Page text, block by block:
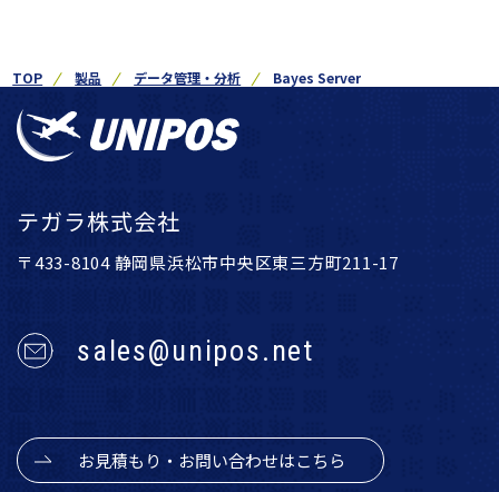
TOP 製品 データ管理・分析 Bayes Server
テガラ株式会社
〒433-8104 静岡県浜松市中央区東三方町211-17
sales@unipos.net
お見積もり・お問い合わせはこちら